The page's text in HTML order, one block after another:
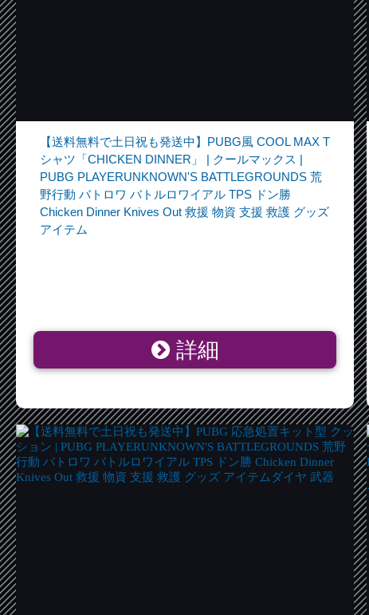
【送料無料で土日祝も発送中】PUBG風 COOL MAX T
シャツ「CHICKEN DINNER」 | クールマックス |
PUBG PLAYERUNKNOWN'S BATTLEGROUNDS 荒
野行動 バトロワ バトルロワイアル TPS ドン勝
Chicken Dinner Knives Out 救援 物資 支援 救護 グッズ
アイテム
詳細